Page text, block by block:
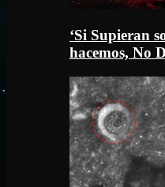
‘Si Supieran
hacemos, No